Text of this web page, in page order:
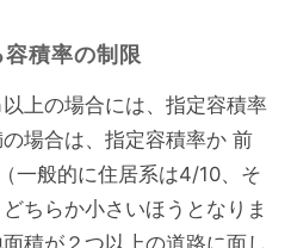
積率の制限
上の場合には、指定容積率
場合は、指定容積率か 前
一般的に住居系は4/10、そ
ちらか小さいほうとなりま
積が２つ以上の道路に面し